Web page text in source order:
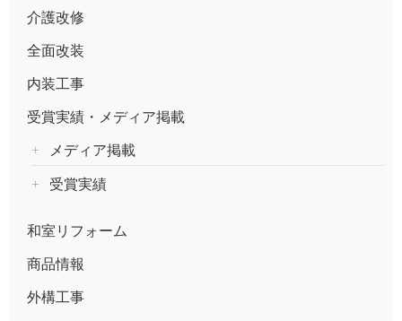
介護改修
全面改装
内装工事
受賞実績・メディア掲載
メディア掲載
受賞実績
和室リフォーム
商品情報
外構工事